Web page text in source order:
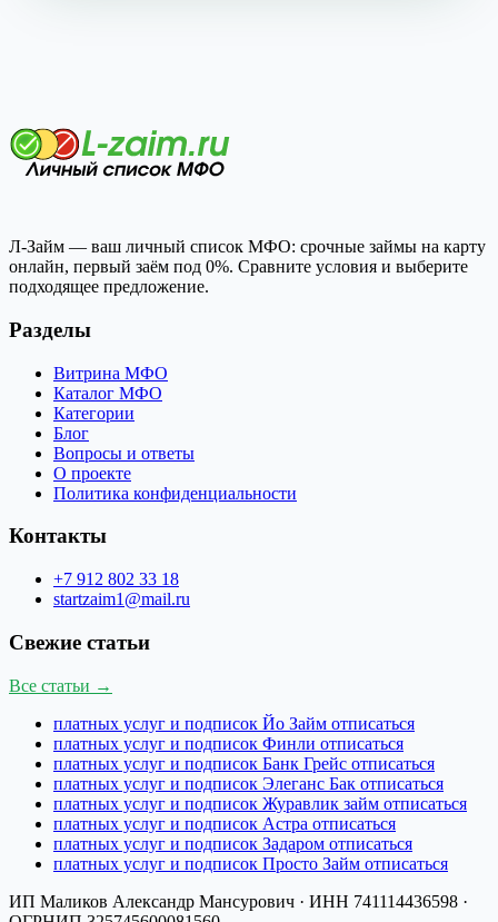
Л-Займ — ваш личный список МФО: срочные займы на карту
онлайн, первый заём под 0%. Сравните условия и выберите
подходящее предложение.
Разделы
Витрина МФО
Каталог МФО
Категории
Блог
Вопросы и ответы
О проекте
Политика конфиденциальности
Контакты
+7 912 802 33 18
startzaim1@mail.ru
Свежие статьи
Все статьи →
платных услуг и подписок Йо Займ отписаться
платных услуг и подписок Финли отписаться
платных услуг и подписок Банк Грейс отписаться
платных услуг и подписок Элеганс Бак отписаться
платных услуг и подписок Журавлик займ отписаться
платных услуг и подписок Астра отписаться
платных услуг и подписок Задаром отписаться
платных услуг и подписок Просто Займ отписаться
ИП Маликов Александр Мансурович · ИНН 741114436598 ·